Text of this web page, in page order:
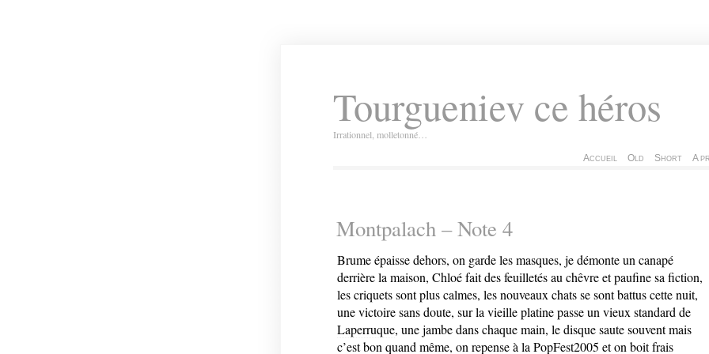
Tourgueniev ce héros
Irrationnel, molletonné…
Accueil Old Short A
Montpalach – Note 4
Brume épaisse dehors, on garde les masques, je démonte un canapé
derrière la maison, Chloé fait des feuilletés au chêvre et paufine sa fiction,
les criquets sont plus calmes, les nouveaux chats se sont battus cette nuit,
une victoire sans doute, sur la vieille platine passe un vieux standard de
Laperruque, une jambe dans chaque main, le disque saute souvent mais
c’est bon quand même, on repense à la PopFest2005 et on boit frais